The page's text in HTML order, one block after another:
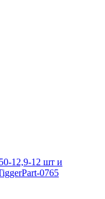
12,9-12 шт и
0765